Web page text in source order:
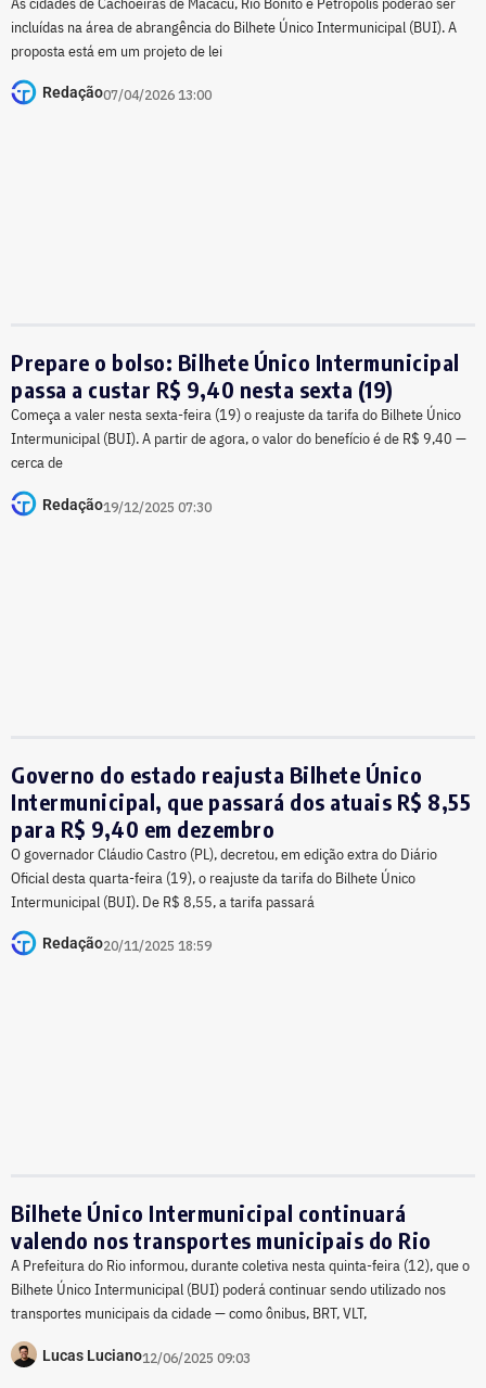
incluídas na área de abrangência do Bilhete Único Intermunicipal (BUI). A
proposta está em um projeto de lei
Redação07/04/2026 13:00
Prepare o bolso: Bilhete Único Intermunicipal
passa a custar R$ 9,40 nesta sexta (19)
Começa a valer nesta sexta-feira (19) o reajuste da tarifa do Bilhete Único
Intermunicipal (BUI). A partir de agora, o valor do benefício é de R$ 9,40 —
cerca de
Redação19/12/2025 07:30
Governo do estado reajusta Bilhete Único
Intermunicipal, que passará dos atuais R$ 8,55
para R$ 9,40 em dezembro
O governador Cláudio Castro (PL), decretou, em edição extra do Diário
Oficial desta quarta-feira (19), o reajuste da tarifa do Bilhete Único
Intermunicipal (BUI). De R$ 8,55, a tarifa passará
Redação20/11/2025 18:59
Bilhete Único Intermunicipal continuará
valendo nos transportes municipais do Rio
A Prefeitura do Rio informou, durante coletiva nesta quinta-feira (12), que o
Bilhete Único Intermunicipal (BUI) poderá continuar sendo utilizado nos
transportes municipais da cidade — como ônibus, BRT, VLT,
Lucas Luciano12/06/2025 09:03